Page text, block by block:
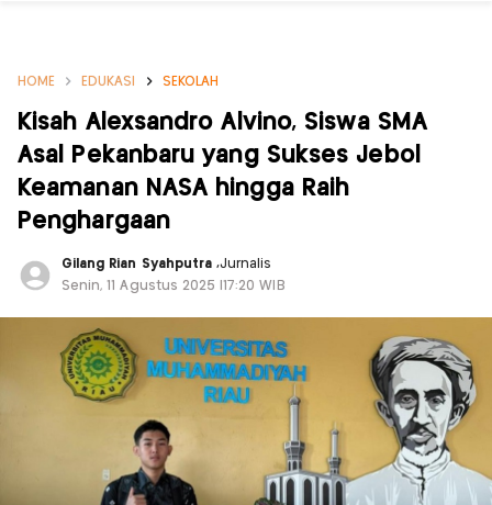
HOME EDUKASI SEKOLAH
Kisah Alexsandro Alvino, Siswa SMA
Asal Pekanbaru yang Sukses Jebol
Keamanan NASA hingga Raih
Penghargaan
Gilang Rian Syahputra,Jurnalis
Senin, 11 Agustus 2025 |17:20 WIB